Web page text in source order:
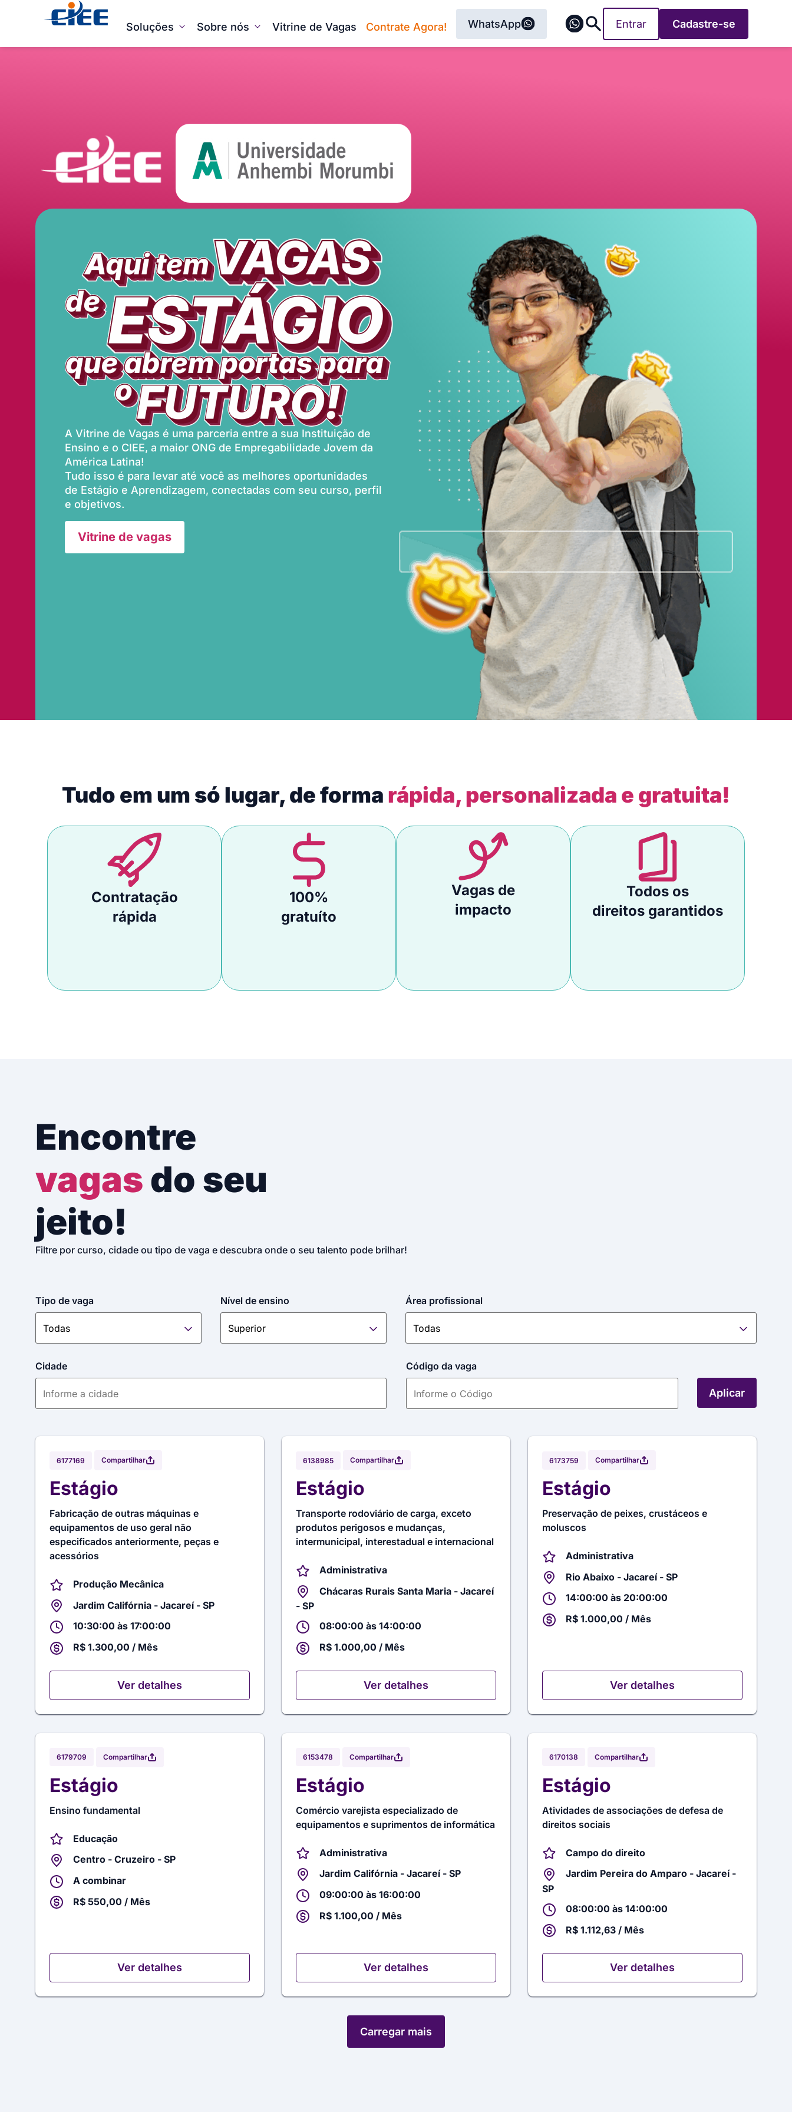
Soluções Sobre nós Vitrine de Vagas Contrate Agora! WhatsApp Entrar Cadastre-se
A Vitrine de Vagas é uma parceria entre a sua Instituição de
Ensino e o CIEE, a maior ONG de Empregabilidade Jovem da
América Latina!
Tudo isso é para levar até você as melhores oportunidades
de Estágio e Aprendizagem, conectadas com seu curso, perfil
e objetivos.
Vitrine de vagas
Tudo em um só lugar, de forma rápida, personalizada e gratuita!
Contratação
rápida
100%
gratuíto
Vagas de
impacto
Todos os
direitos garantidos
Encontre
vagasdo seu
jeito!
Filtre por curso, cidade ou tipo de vaga e descubra onde o seu talento pode brilhar!
Tipo de vaga Nível de ensino Área profissional
Cidade Código da vaga
Aplicar
6177169 Compartilhar
Estágio
Fabricação de outras máquinas e
equipamentos de uso geral não
especificados anteriormente, peças e
acessórios
Produção Mecânica
Jardim Califórnia - Jacareí - SP
10:30:00 às 17:00:00
R$ 1.300,00 / Mês
Ver detalhes
6138985 Compartilhar
Estágio
Transporte rodoviário de carga, exceto
produtos perigosos e mudanças,
intermunicipal, interestadual e internacional
Administrativa
Chácaras Rurais Santa Maria - Jacareí
- SP
08:00:00 às 14:00:00
R$ 1.000,00 / Mês
Ver detalhes
6173759 Compartilhar
Estágio
Preservação de peixes, crustáceos e
moluscos
Administrativa
Rio Abaixo - Jacareí - SP
14:00:00 às 20:00:00
R$ 1.000,00 / Mês
Ver detalhes
6179709 Compartilhar
Estágio
Ensino fundamental
Educação
Centro - Cruzeiro - SP
A combinar
R$ 550,00 / Mês
Ver detalhes
6153478 Compartilhar
Estágio
Comércio varejista especializado de
equipamentos e suprimentos de informática
Administrativa
Jardim Califórnia - Jacareí - SP
09:00:00 às 16:00:00
R$ 1.100,00 / Mês
Ver detalhes
6170138 Compartilhar
Estágio
Atividades de associações de defesa de
direitos sociais
Campo do direito
Jardim Pereira do Amparo - Jacareí -
SP
08:00:00 às 14:00:00
R$ 1.112,63 / Mês
Ver detalhes
Carregar mais